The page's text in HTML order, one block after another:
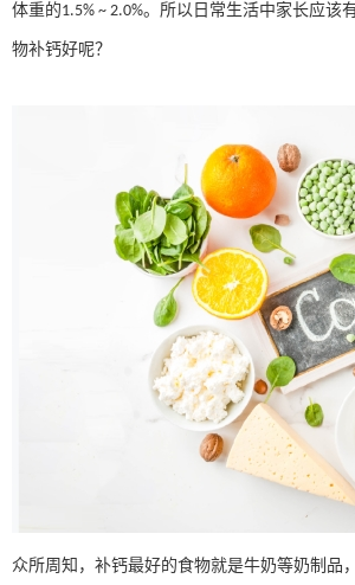
体重的1.5% ~ 2.0%。所以日常生活中家长应该
物补钙好呢？
众所周知，补钙最好的食物就是牛奶等奶制品